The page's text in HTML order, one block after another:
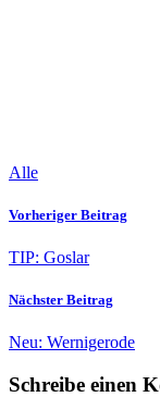
Alle
Vorheriger Beitrag
TIP: Goslar
Nächster Beitrag
Neu: Wernigerode
Schreibe einen